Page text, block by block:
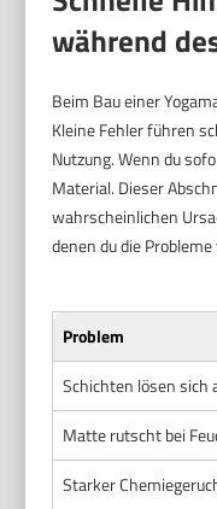
während
Beim Bau einer
Kleine Fehler führen
Nutzung. Wenn du
Material. Dieser
wahrscheinlichen
denen du die
Problem
Schichten lösen sich
Matte rutscht bei
Starker